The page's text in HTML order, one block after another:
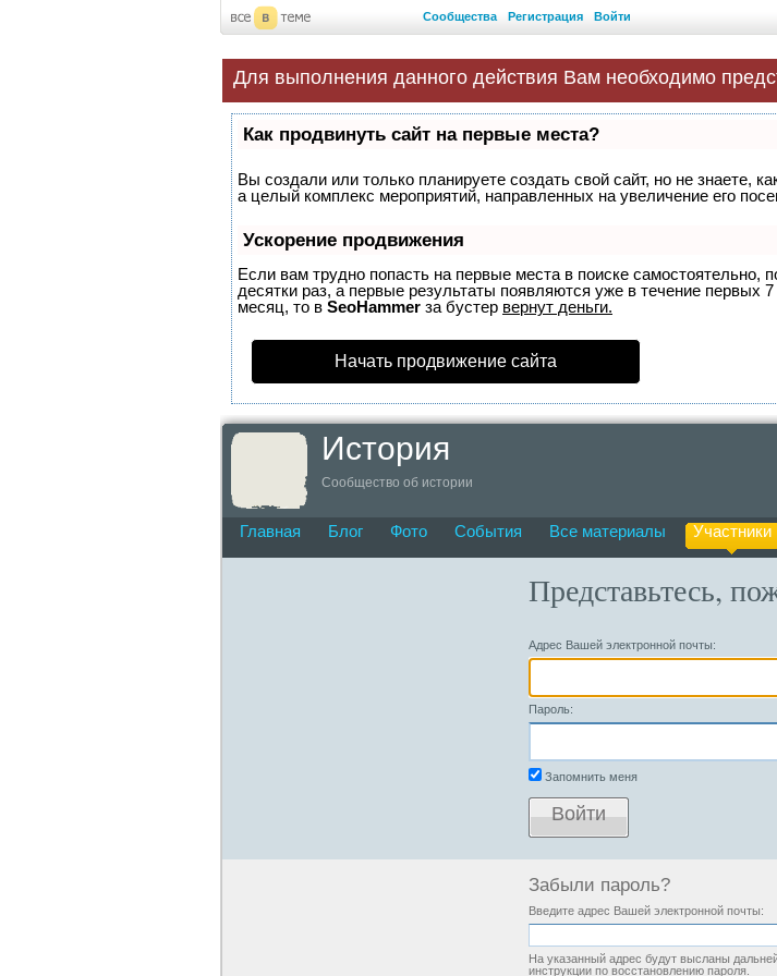
Сообщества Регистрация Войти
Для выполнения данного действия Вам необходимо
Как продвинуть сайт на первые места?
Вы создали или только планируете создать свой сайт, но не знаете,
а целый комплекс мероприятий, направленных на увеличение его
Ускорение продвижения
Если вам трудно попасть на первые места в поиске самостоятельно,
десятки раз, а первые результаты появляются уже в течение первых
месяц, то в SeoHammer за бустер вернут деньги.
Начать продвижение сайта
История
Сообщество об истории
Главная Блог Фото События Все материалы Участники
Представьтесь,
Адрес Вашей электронной почты:
Пароль:
Запомнить меня
Войти
Забыли пароль?
Введите адрес Вашей электронной почты:
На указанный адрес будут высланы
инструкции по восстановлению пароля.